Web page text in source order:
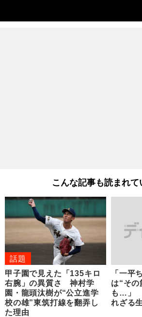
こんな記事も読まれて
話題
甲子園で見えた「135キロ
右腕」の異質さ 神村学
園・龍頭汰樹が“公立進学
校の雄”東筑打線を翻弄し
た理由
「一平
は“その
も…」
れざる